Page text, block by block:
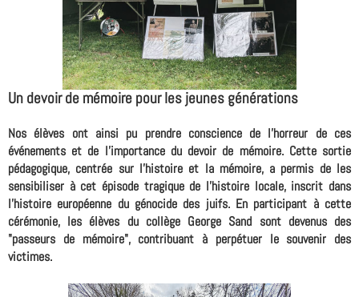
Un devoir de mémoire pour les jeunes générations
Nos élèves ont ainsi pu prendre conscience de l'horreur de ces
événements et de l'importance du devoir de mémoire. Cette sortie
pédagogique, centrée sur l'histoire et la mémoire, a permis de les
sensibiliser à cet épisode tragique de l'histoire locale, inscrit dans
l'histoire européenne du génocide des juifs. En participant à cette
cérémonie, les élèves du collège George Sand sont devenus des
"passeurs de mémoire", contribuant à perpétuer le souvenir des
victimes.